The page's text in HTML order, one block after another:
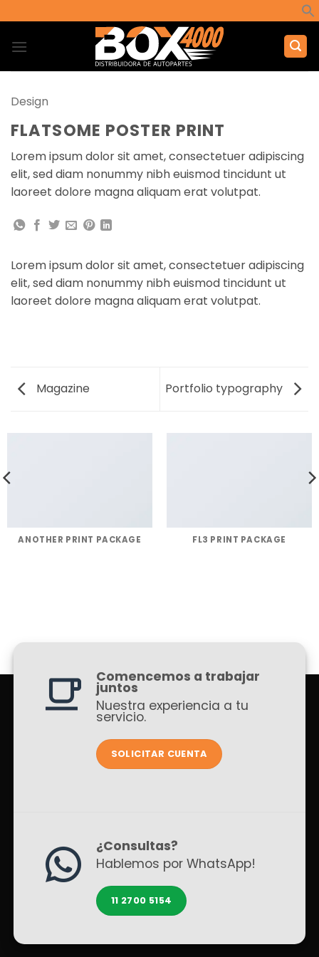
al
contenido
Design
FLATSOME POSTER PRINT
Lorem ipsum dolor sit amet, consectetuer adipiscing
elit, sed diam nonummy nibh euismod tincidunt ut
laoreet dolore magna aliquam erat volutpat.
Lorem ipsum dolor sit amet, consectetuer adipiscing
elit, sed diam nonummy nibh euismod tincidunt ut
laoreet dolore magna aliquam erat volutpat.
Magazine Portfolio typography
ANOTHER PRINT PACKAGE FL3 PRINT PACKAGE
Comencemos a trabajar
juntos
Nuestra experiencia a tu
servicio.
SOLICITAR CUENTA
¿Consultas?
Hablemos por WhatsApp!
11 2700 5154